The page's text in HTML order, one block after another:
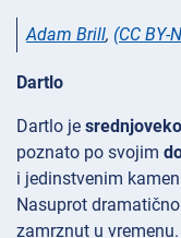
Adam Brill, (CC BY-
Dartlo
Dartlo je
poznato po svojim
i jedinstvenim
Nasuprot
zamrznut u